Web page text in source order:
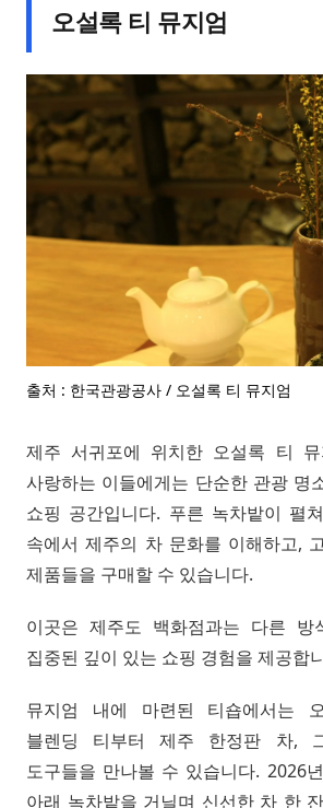
오설록 티 뮤지엄
출처 : 한국관광공사 / 오설록 티 뮤지엄
제주 서귀포에 위치한 오설록 티
사랑하는 이들에게는 단순한 관광 명
쇼핑 공간입니다. 푸른 녹차밭이 펼
속에서 제주의 차 문화를 이해하고,
제품들을 구매할 수 있습니다.
이곳은 제주도 백화점과는 다른 방
집중된 깊이 있는 쇼핑 경험을 제공합
뮤지엄 내에 마련된 티숍에서는
블렌딩 티부터 제주 한정판 차,
도구들을 만나볼 수 있습니다. 2026
아래 녹차밭을 거닐며 신선한 차 한